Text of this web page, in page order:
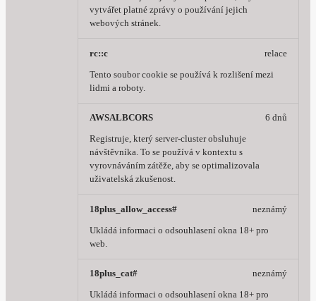
vytvářet platné zprávy o používání jejich
webových stránek.
rc::c
Tento soubor cookie se používá k rozlišení mezi
lidmi a roboty.
relace
AWSALBCORS
Registruje, který server-cluster obsluhuje
návštěvníka. To se používá v kontextu s
vyrovnáváním zátěže, aby se optimalizovala
uživatelská zkušenost.
6 dnů
18plus_allow_access#
Ukládá informaci o odsouhlasení okna 18+ pro
web.
neznámý
18plus_cat#
Ukládá informaci o odsouhlasení okna 18+ pro
neznámý